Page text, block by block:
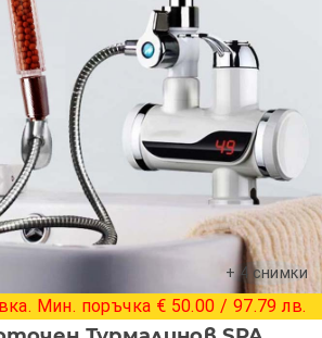
+ 4 снимки
Мин. поръчка € 50.00 / 97.79 лв.